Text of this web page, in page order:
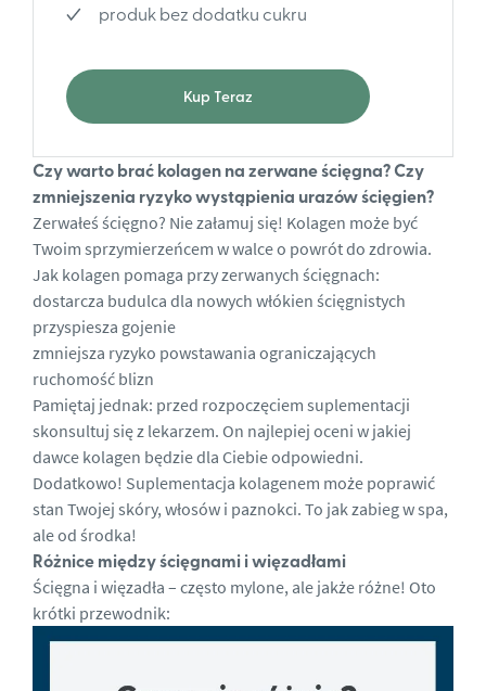
produk bez dodatku cukru
Kup Teraz
Czy warto brać kolagen na zerwane ścięgna? Czy
zmniejszenia ryzyko wystąpienia urazów ścięgien?
Zerwałeś ścięgno? Nie załamuj się! Kolagen może być
Twoim sprzymierzeńcem w walce o powrót do zdrowia.
Jak kolagen pomaga przy zerwanych ścięgnach:
dostarcza budulca dla nowych włókien ścięgnistych
przyspiesza gojenie
zmniejsza ryzyko powstawania ograniczających
ruchomość blizn
Pamiętaj jednak: przed rozpoczęciem suplementacji
skonsultuj się z lekarzem. On najlepiej oceni w jakiej
dawce kolagen będzie dla Ciebie odpowiedni.
Dodatkowo! Suplementacja kolagenem może poprawić
stan Twojej skóry, włosów i paznokci. To jak zabieg w spa,
ale od środka!
Różnice między ścięgnami i więzadłami
Ścięgna i więzadła – często mylone, ale jakże różne! Oto
krótki przewodnik: